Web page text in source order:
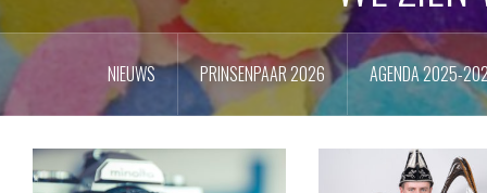
NIEUWS PRINSENPAAR 2026 AGENDA 2025-